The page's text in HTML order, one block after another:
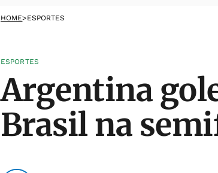
HOME>ESPORTES
ESPORTES
Argentina
Brasil na